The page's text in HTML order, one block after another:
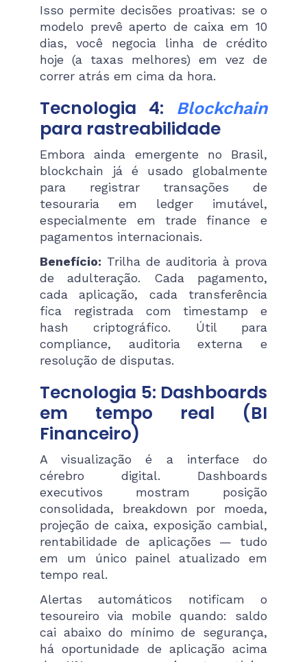
Isso permite decisões proativas: se o
modelo prevê aperto de caixa em 10
dias, você negocia linha de crédito
hoje (a taxas melhores) em vez de
correr atrás em cima da hora.
Tecnologia 4: Blockchain
para rastreabilidade
Embora ainda emergente no Brasil,
blockchain já é usado globalmente
para registrar transações de
tesouraria em ledger imutável,
especialmente em trade finance e
pagamentos internacionais.
Benefício: Trilha de auditoria à prova
de adulteração. Cada pagamento,
cada aplicação, cada transferência
fica registrada com timestamp e
hash criptográfico. Útil para
compliance, auditoria externa e
resolução de disputas.
Tecnologia 5: Dashboards
em tempo real (BI
Financeiro)
A visualização é a interface do
cérebro digital. Dashboards
executivos mostram posição
consolidada, breakdown por moeda,
projeção de caixa, exposição cambial,
rentabilidade de aplicações — tudo
em um único painel atualizado em
tempo real.
Alertas automáticos notificam o
tesoureiro via mobile quando: saldo
cai abaixo do mínimo de segurança,
há oportunidade de aplicação acima